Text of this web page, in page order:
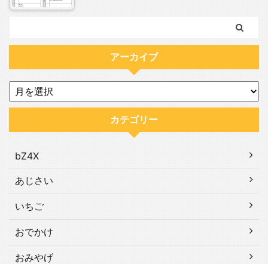
アーカイブ
カテゴリー
bZ4X
あじさい
いちご
おでかけ
おみやげ